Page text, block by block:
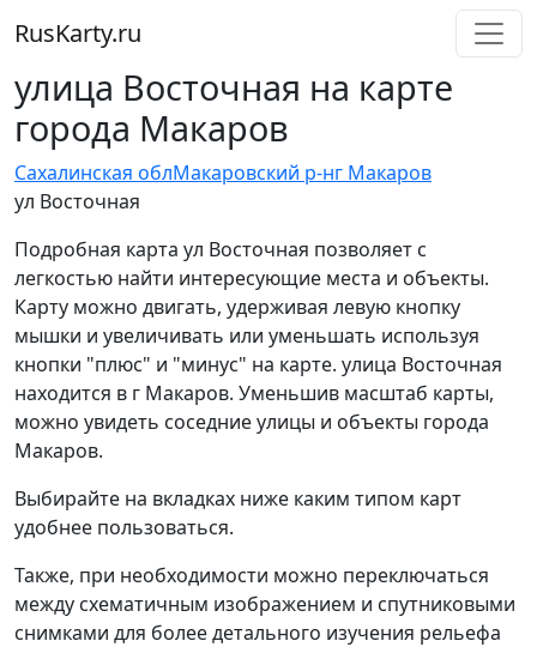
RusKarty.ru
улица Восточная на карте
города Макаров
Сахалинская облМакаровский р-нг Макаров
ул Восточная
Подробная карта ул Восточная позволяет с
легкостью найти интересующие места и объекты.
Карту можно двигать, удерживая левую кнопку
мышки и увеличивать или уменьшать используя
кнопки "плюс" и "минус" на карте. улица Восточная
находится в г Макаров. Уменьшив масштаб карты,
можно увидеть соседние улицы и объекты города
Макаров.
Выбирайте на вкладках ниже каким типом карт
удобнее пользоваться.
Также, при необходимости можно переключаться
между схематичным изображением и спутниковыми
снимками для более детального изучения рельефа